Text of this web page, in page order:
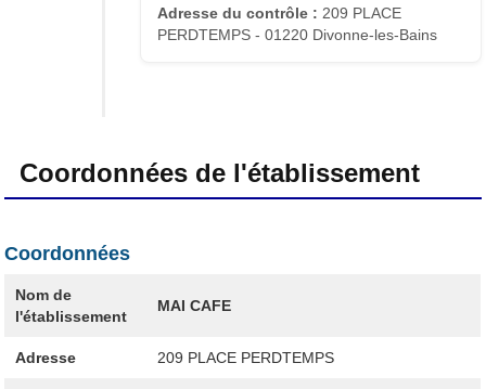
Adresse du contrôle : 209 PLACE
PERDTEMPS - 01220 Divonne-les-Bains
Coordonnées de l'établissement
Coordonnées
Nom de
l'établissement
MAI CAFE
Adresse 209 PLACE PERDTEMPS